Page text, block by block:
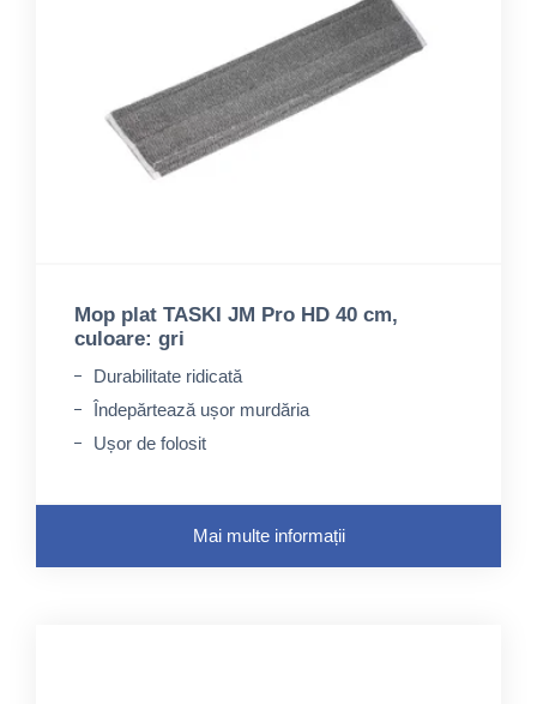
Mop plat TASKI JM Pro HD 40 cm,
culoare: gri
Durabilitate ridicată
Îndepărtează ușor murdăria
Ușor de folosit
Mai multe informații